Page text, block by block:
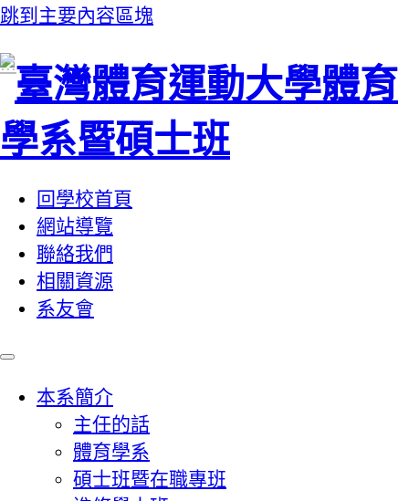
跳到主要內容區塊
:::
回學校首頁
網站導覽
聯絡我們
相關資源
系友會
本系簡介
主任的話
體育學系
碩士班暨在職專班